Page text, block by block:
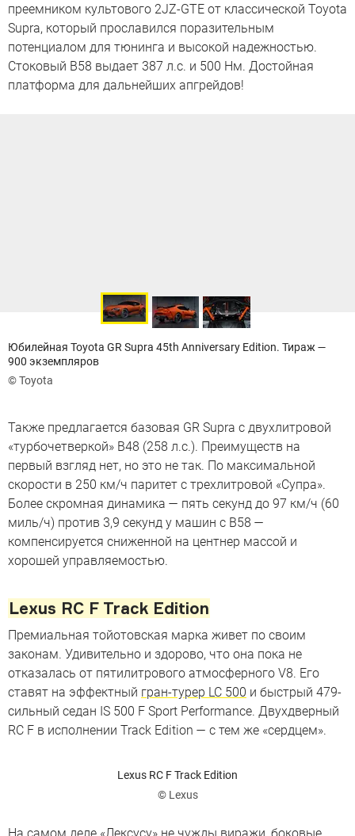
преемником культового 2JZ-GTE от классической Toyota
Supra, который прославился поразительным
потенциалом для тюнинга и высокой надежностью.
Стоковый B58 выдает 387 л.с. и 500 Нм. Достойная
платформа для дальнейших апгрейдов!
Юбилейная Toyota GR Supra 45th Anniversary Edition. Тираж —
900 экземпляров
© Toyota
Также предлагается базовая GR Supra с двухлитровой
«турбочетверкой» B48 (258 л.с.). Преимуществ на
первый взгляд нет, но это не так. По максимальной
скорости в 250 км/ч паритет с трехлитровой «Супра».
Более скромная динамика — пять секунд до 97 км/ч (60
миль/ч) против 3,9 секунд у машин с B58 —
компенсируется сниженной на центнер массой и
хорошей управляемостью.
Lexus RC F Track Edition
Премиальная тойотовская марка живет по своим
законам. Удивительно и здорово, что она пока не
отказалась от пятилитрового атмосферного V8. Его
ставят на эффектный гран-турер LC 500 и быстрый 479-
сильный седан IS 500 F Sport Performance. Двухдверный
RC F в исполнении Track Edition — с тем же «сердцем».
Lexus RC F Track Edition
© Lexus
На самом деле «Лексусу» не чужды виражи, боковые